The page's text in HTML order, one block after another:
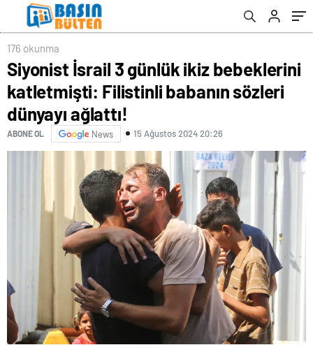
ağlattı!
176 okunma
Siyonist İsrail 3 günlük ikiz bebeklerini
katletmişti: Filistinli babanın sözleri
dünyayı ağlattı!
ABONE OL News 15 Ağustos 2024 20:26